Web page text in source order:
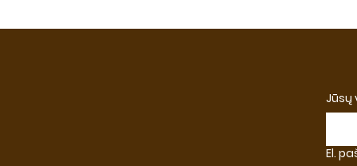
Jūsų
El.